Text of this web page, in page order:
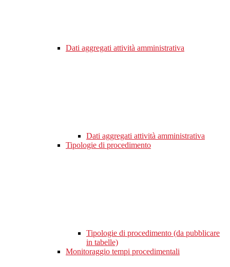
Dati aggregati attività amministrativa
Dati aggregati attività amministrativa
Tipologie di procedimento
Tipologie di procedimento (da pubblicare
in tabelle)
Monitoraggio tempi procedimentali